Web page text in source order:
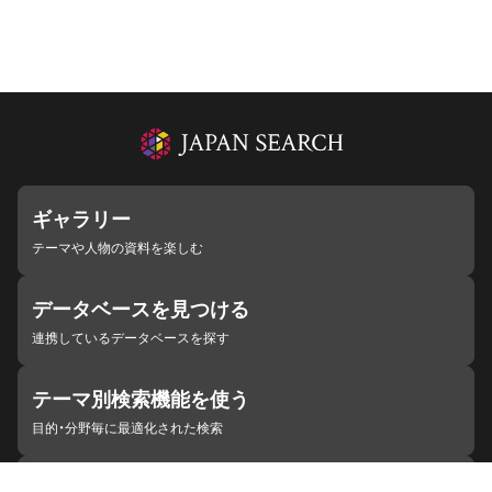
ギャラリー
テーマや人物の資料を楽しむ
データベースを見つける
連携しているデータベースを探す
テーマ別検索機能を使う
目的・分野毎に最適化された検索